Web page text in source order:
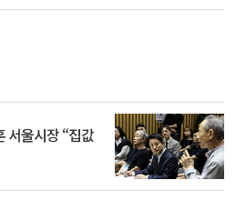
서울시장 “집값